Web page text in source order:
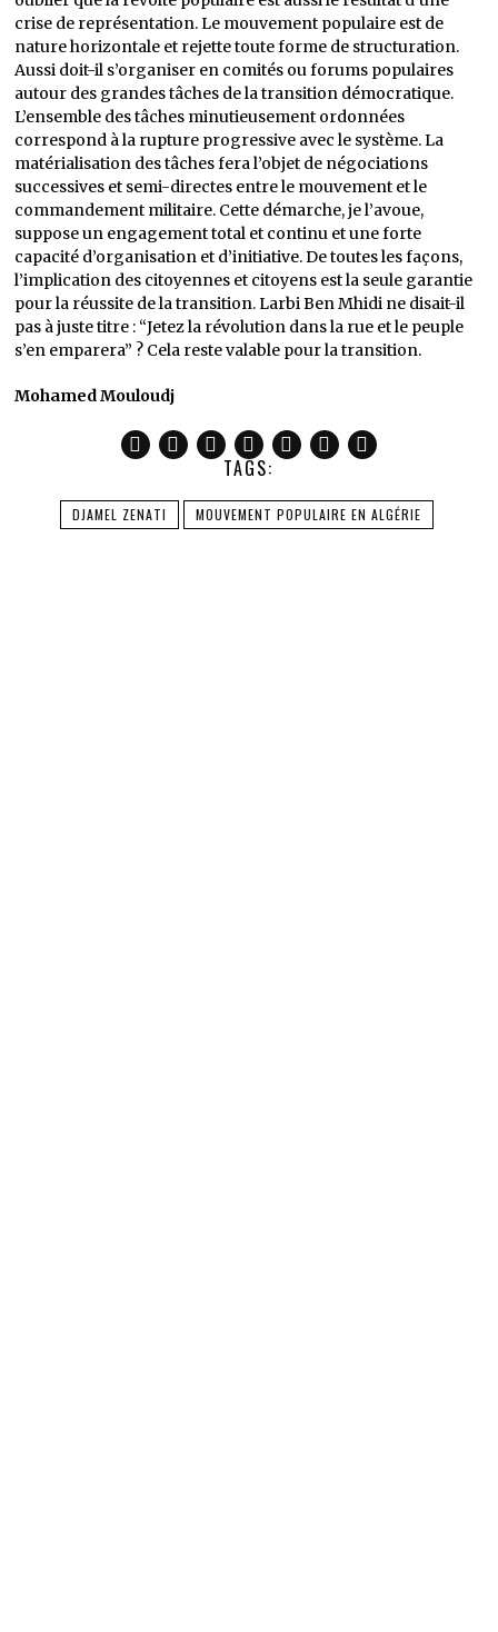
crise de représentation. Le mouvement populaire est de
nature horizontale et rejette toute forme de structuration.
Aussi doit-il s’organiser en comités ou forums populaires
autour des grandes tâches de la transition démocratique.
L’ensemble des tâches minutieusement ordonnées
correspond à la rupture progressive avec le système. La
matérialisation des tâches fera l’objet de négociations
successives et semi-directes entre le mouvement et le
commandement militaire. Cette démarche, je l’avoue,
suppose un engagement total et continu et une forte
capacité d’organisation et d’initiative. De toutes les façons,
l’implication des citoyennes et citoyens est la seule garantie
pour la réussite de la transition. Larbi Ben Mhidi ne disait-il
pas à juste titre : “Jetez la révolution dans la rue et le peuple
s’en emparera” ? Cela reste valable pour la transition.
Mohamed Mouloudj
TAGS:
DJAMEL ZENATI MOUVEMENT POPULAIRE EN ALGÉRIE